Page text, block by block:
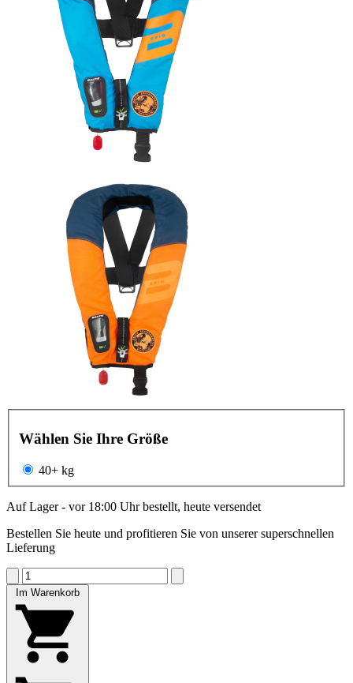
Wählen Sie Ihre Größe
40+ kg
Auf Lager - vor 18:00 Uhr bestellt, heute versendet
Bestellen Sie heute und profitieren Sie von unserer superschnellen
Lieferung
Im Warenkorb